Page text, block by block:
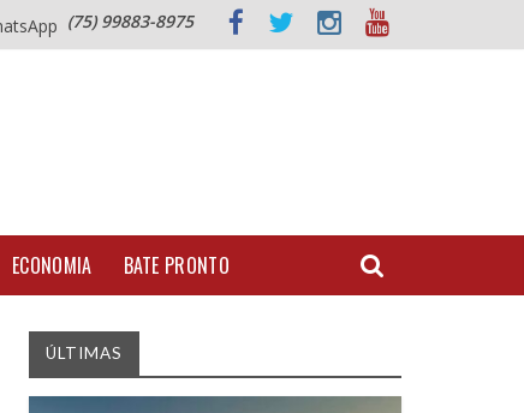
(75) 99883-8975
ECONOMIA BATE PRONTO
ÚLTIMAS